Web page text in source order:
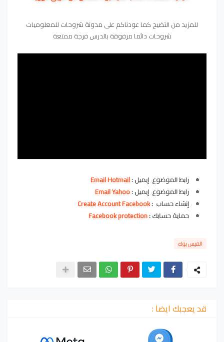
للمزيد من التضيح كما عودناكم على مدونة شروحات للمعلوميات
شروحات دائما مرفوقة بالدرس فرجة ممتعة
رابط الموضوع إيميل :
رابط الموضوع إيميل :Email Yahoo
إنشاء حساب :Create Account Facebook
حماية حسابك :Facebook protection
الفيس بوك
قد يعجبك ايضا :